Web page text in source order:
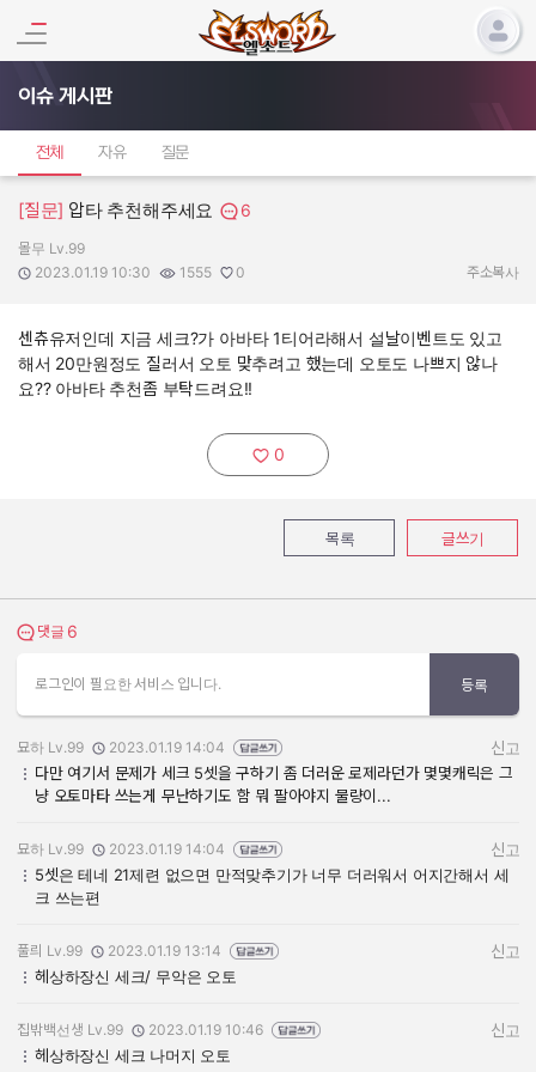
이슈 게시판
전체 자유 질문
[질문] 압타 추천해주세요 6
작성자:
몰무 Lv.99
작성일:
2023.01.19 10:30
조회수:
1555
추천수:
0 주소복사
센츄유저인데 지금 세크?가 아바타 1티어라해서 설날이벤트도 있고
해서 20만원정도 질러서 오토 맞추려고 했는데 오토도 나쁘지 않나
요?? 아바타 추천좀 부탁드려요!!
추천하기:
0
목록 글쓰기
댓글 보기
댓글 6
로그인이 필요한 서비스 입니다. 등록
작성자:
묘하 Lv.99
작성일:
2023.01.19 14:04
신고
다만 여기서 문제가 세크 5셋을 구하기 좀 더러운 로제라던가 몇몇캐릭은 그
냥 오토마타 쓰는게 무난하기도 함 뭐 팔아야지 물량이...
작성자:
묘하 Lv.99
작성일:
2023.01.19 14:04
신고
5셋은 테네 21제련 없으면 만적맞추기가 너무 더러워서 어지간해서 세
크 쓰는편
작성자:
풀릐 Lv.99
작성일:
2023.01.19 13:14
신고
헤상하장신 세크/ 무악은 오토
작성자:
집밖백선생 Lv.99
작성일:
2023.01.19 10:46
신고
헤상하장신 세크 나머지 오토